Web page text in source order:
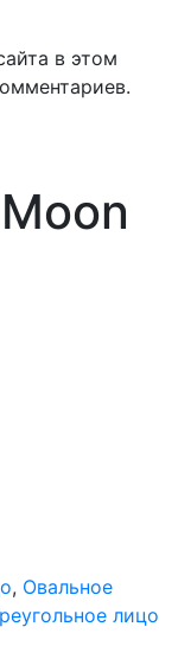
в этом
, Овальное
лицо